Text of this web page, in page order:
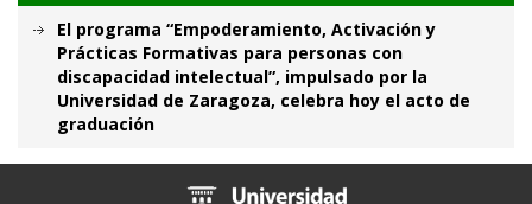
El programa “Empoderamiento, Activación y
Prácticas Formativas para personas con
discapacidad intelectual”, impulsado por la
Universidad de Zaragoza, celebra hoy el acto de
graduación